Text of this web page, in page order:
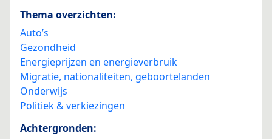
Thema overzichten:
Auto’s
Gezondheid
Energieprijzen en energieverbruik
Migratie, nationaliteiten, geboortelanden
Onderwijs
Politiek & verkiezingen
Achtergronden: